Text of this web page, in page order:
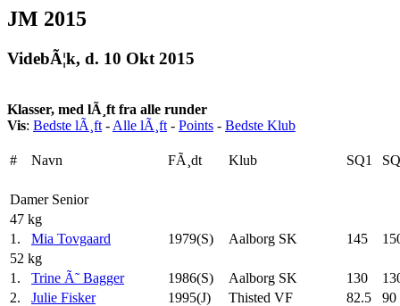
JM 2015
VidebÃ¦k, d. 10 Okt 2015
Klasser, med lÃ¸ft fra alle runder
Vis: Bedste lÃ¸ft - Alle lÃ¸ft - Points - Bedste Klub
# Navn FÃ¸dt Klub SQ1
Damer Senior
47 kg
1.
Mia Tovgaard 1979(S) Aalborg SK 145
52 kg
1.
Trine Ã˜ Bagger 1986(S) Aalborg SK 130
2.
Julie Fisker 1995(J) Thisted VF 82.5
90